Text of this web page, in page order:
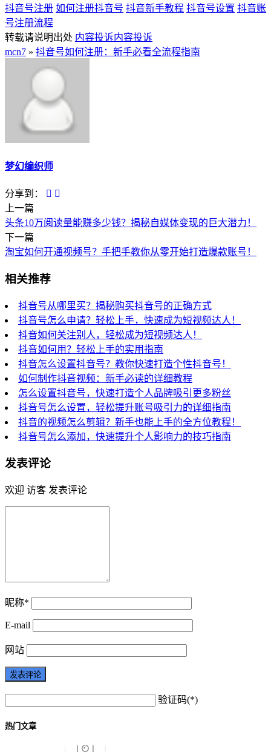
抖音号注册 如何注册抖音号 抖音新手教程 抖音号设置 抖音账
号注册流程
转载请说明出处 内容投诉内容投诉
mcn7 » 抖音号如何注册：新手必看全流程指南
梦幻编织师
分享到：
上一篇
头条10万阅读量能赚多少钱？揭秘自媒体变现的巨大潜力！
下一篇
淘宝如何开通视频号？手把手教你从零开始打造爆款账号！
相关推荐
抖音号从哪里买？揭秘购买抖音号的正确方式
抖音号怎么申请？轻松上手，快速成为短视频达人！
抖音如何关注别人，轻松成为短视频达人！
抖音如何用？轻松上手的实用指南
抖音怎么设置抖音号？教你快速打造个性抖音号！
如何制作抖音视频：新手必读的详细教程
怎么设置抖音号，快速打造个人品牌吸引更多粉丝
抖音号怎么设置，轻松提升账号吸引力的详细指南
抖音的视频怎么剪辑？新手也能上手的全方位教程！
抖音号怎么添加，快速提升个人影响力的技巧指南
发表评论
欢迎 访客 发表评论
昵称*
E-mail
网站
验证码(*)
热门文章